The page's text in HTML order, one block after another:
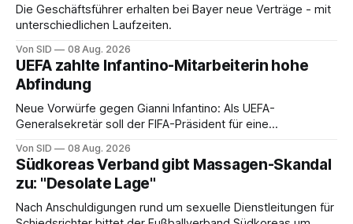
Die Geschäftsführer erhalten bei Bayer neue Verträge - mit
unterschiedlichen Laufzeiten.
Von SID 08 Aug. 2026
UEFA zahlte Infantino-Mitarbeiterin hohe
Abfindung
Neue Vorwürfe gegen Gianni Infantino: Als UEFA-
Generalsekretär soll der FIFA-Präsident für eine
Von SID 08 Aug. 2026
Südkoreas Verband gibt Massagen-Skandal
zu: "Desolate Lage"
Nach Anschuldigungen rund um sexuelle Dienstleitungen für